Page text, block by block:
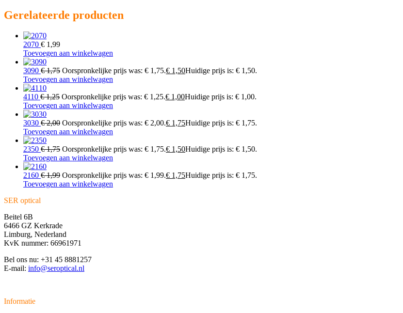
Gerelateerde producten
2070 € 1,99
Toevoegen aan winkelwagen
3090 €1,75 Oorspronkelijke prijs was: € 1,75.€ 1,50Huidige prijs is: € 1,50.
Toevoegen aan winkelwagen
4110 €1,25 Oorspronkelijke prijs was: € 1,25.€ 1,00Huidige prijs is: € 1,00.
Toevoegen aan winkelwagen
3030 €2,00 Oorspronkelijke prijs was: € 2,00.€ 1,75Huidige prijs is: € 1,75.
Toevoegen aan winkelwagen
2350 €1,75 Oorspronkelijke prijs was: € 1,75.€ 1,50Huidige prijs is: € 1,50.
Toevoegen aan winkelwagen
2160 €1,99 Oorspronkelijke prijs was: € 1,99.€ 1,75Huidige prijs is: € 1,75.
Toevoegen aan winkelwagen
SER optical
Beitel 6B
6466 GZ Kerkrade
Limburg, Nederland
KvK nummer: 66961971
Bel ons nu: +31 45 8881257
E-mail: info@seroptical.nl
Informatie